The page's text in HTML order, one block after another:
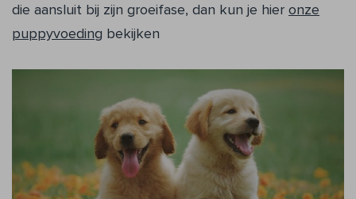
die aansluit bij zijn groeifase, dan kun je hier onze
puppyvoeding bekijken